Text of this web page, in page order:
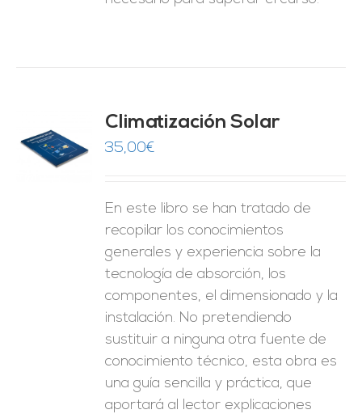
Climatización Solar
35,00€
En este libro se han tratado de
recopilar los conocimientos
generales y experiencia sobre la
tecnología de absorción, los
componentes, el dimensionado y la
instalación. No pretendiendo
sustituir a ninguna otra fuente de
conocimiento técnico, esta obra es
una guía sencilla y práctica, que
aportará al lector explicaciones